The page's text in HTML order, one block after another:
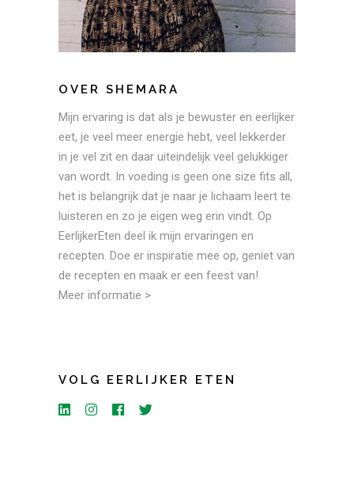
OVER SHEMARA
Mijn ervaring is dat als je bewuster en eerlijker
eet, je veel meer energie hebt, veel lekkerder
in je vel zit en daar uiteindelijk veel gelukkiger
van wordt. In voeding is geen one size fits all,
het is belangrijk dat je naar je lichaam leert te
luisteren en zo je eigen weg erin vindt. Op
EerlijkerEten deel ik mijn ervaringen en
recepten. Doe er inspiratie mee op, geniet van
de recepten en maak er een feest van!
Meer informatie >
VOLG EERLIJKER ETEN